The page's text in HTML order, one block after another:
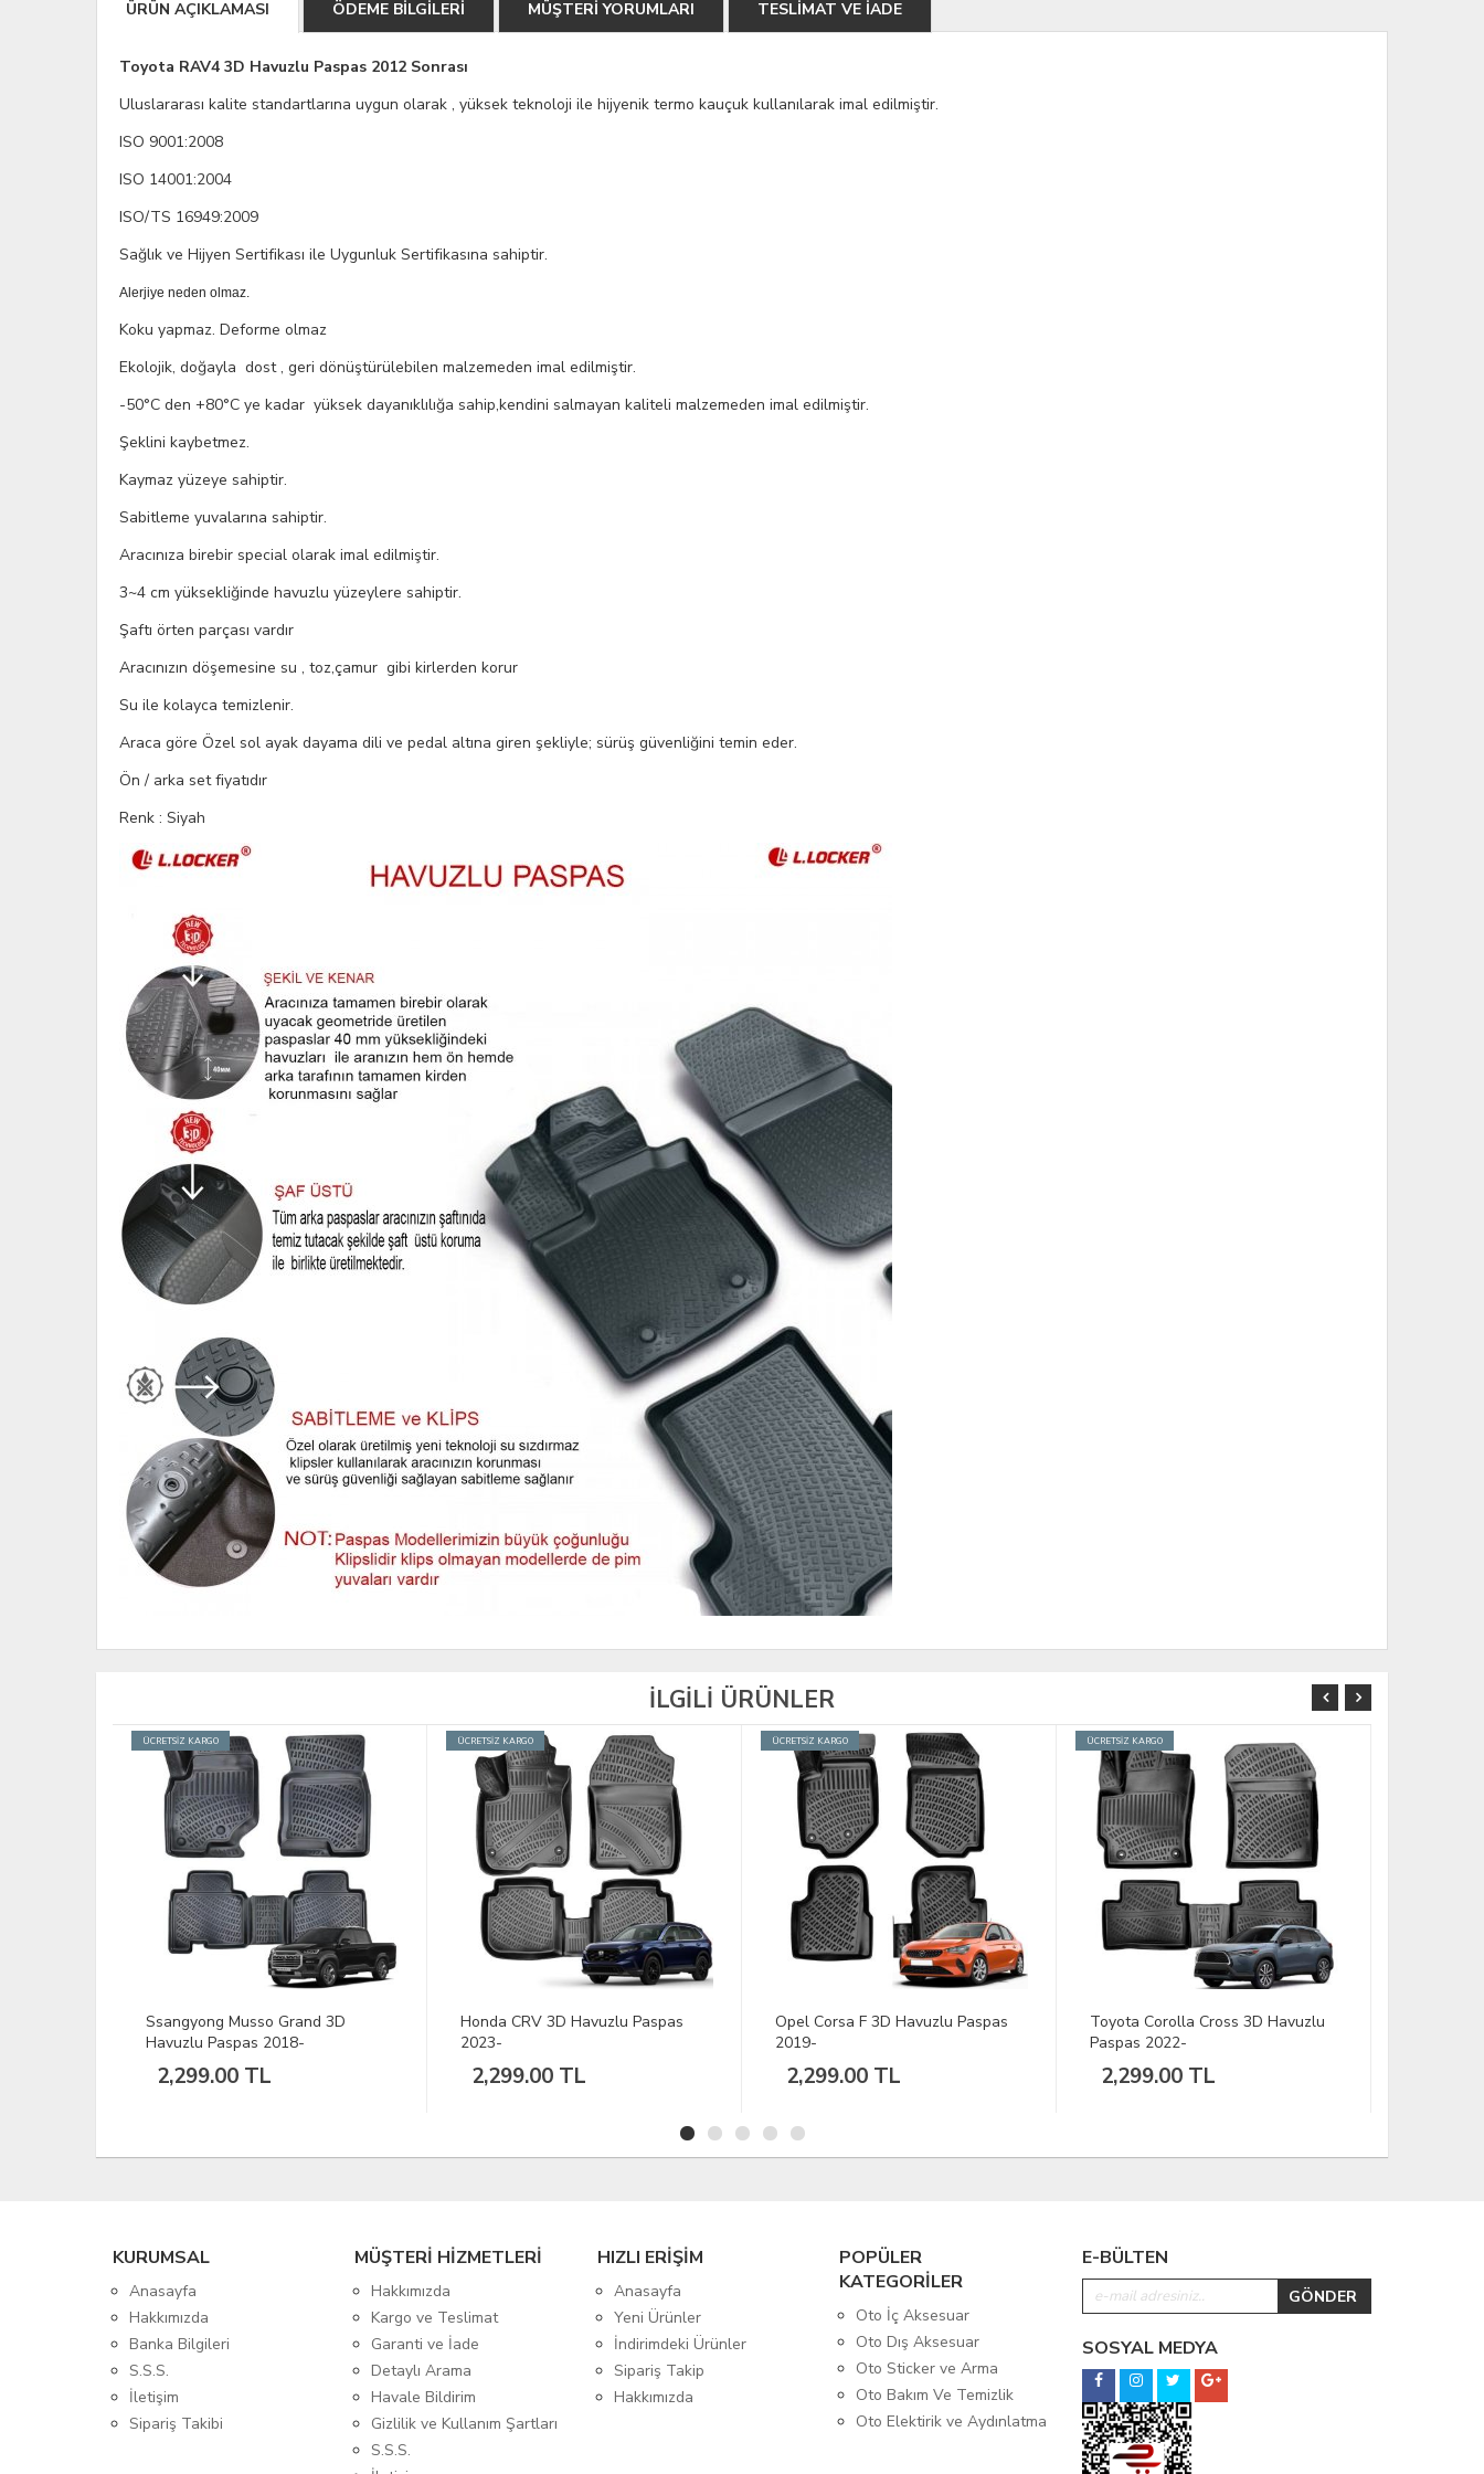
ÜRÜN AÇIKLAMASI ÖDEME BİLGİLERİ MÜŞTERİ YORUMLARI TESLİMAT VE İADE
Toyota RAV4 3D Havuzlu Paspas 2012 Sonrası
Uluslararası kalite standartlarına uygun olarak , yüksek teknoloji ile hijyenik termo kauçuk kullanılarak imal edilmiştir.
ISO 9001:2008
ISO 14001:2004
ISO/TS 16949:2009
Sağlık ve Hijyen Sertifikası ile Uygunluk Sertifikasına sahiptir.
Alerjiye neden olmaz.
Koku yapmaz. Deforme olmaz
Ekolojik, doğayla dost , geri dönüştürülebilen malzemeden imal edilmiştir.
-50°C den +80°C ye kadar yüksek dayanıklılığa sahip,kendini salmayan kaliteli malzemeden imal edilmiştir.
Şeklini kaybetmez.
Kaymaz yüzeye sahiptir.
Sabitleme yuvalarına sahiptir.
Aracınıza birebir special olarak imal edilmiştir.
3~4 cm yüksekliğinde havuzlu yüzeylere sahiptir.
Şaftı örten parçası vardır
Aracınızın döşemesine su , toz,çamur gibi kirlerden korur
Su ile kolayca temizlenir.
Araca göre Özel sol ayak dayama dili ve pedal altına giren şekliyle; sürüş güvenliğini temin eder.
Ön / arka set fiyatıdır
Renk : Siyah
İLGİLİ ÜRÜNLER
ÜCRETSİZ KARGO
Ssangyong Musso Grand 3D
Havuzlu Paspas 2018-
2,299.00 TL
ÜCRETSİZ KARGO
Honda CRV 3D Havuzlu Paspas
2023-
2,299.00 TL
ÜCRETSİZ KARGO
Opel Corsa F 3D Havuzlu Paspas
2019-
2,299.00 TL
ÜCRETSİZ KARGO
Toyota Corolla Cross 3D Havuzlu
Paspas 2022-
2,299.00 TL
KURUMSAL
Anasayfa
Hakkımızda
Banka Bilgileri
S.S.S.
İletişim
Sipariş Takibi
MÜŞTERİ HİZMETLERİ
Hakkımızda
Kargo ve Teslimat
Garanti ve İade
Detaylı Arama
Havale Bildirim
Gizlilik ve Kullanım Şartları
S.S.S.
HIZLI ERİŞİM
Anasayfa
Yeni Ürünler
İndirimdeki Ürünler
Sipariş Takip
Hakkımızda
POPÜLER
KATEGORİLER
Oto İç Aksesuar
Oto Dış Aksesuar
Oto Sticker ve Arma
Oto Bakım Ve Temizlik
Oto Elektirik ve Aydınlatma
E-BÜLTEN
SOSYAL MEDYA